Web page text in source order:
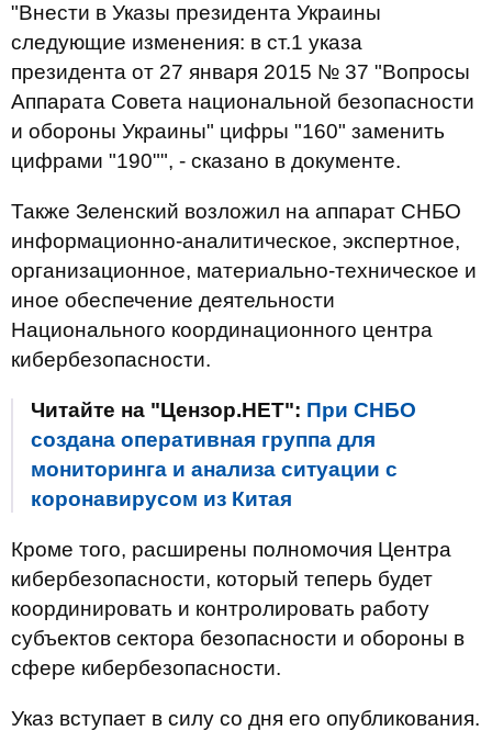
"Внести в Указы президента Украины
следующие изменения: в ст.1 указа
президента от 27 января 2015 № 37 "Вопросы
Аппарата Совета национальной безопасности
и обороны Украины" цифры "160" заменить
цифрами "190"", - сказано в документе.
Также Зеленский возложил на аппарат СНБО
информационно-аналитическое, экспертное,
организационное, материально-техническое и
иное обеспечение деятельности
Национального координационного центра
кибербезопасности.
Читайте на "Цензор.НЕТ": При СНБО
создана оперативная группа для
мониторинга и анализа ситуации с
коронавирусом из Китая
Кроме того, расширены полномочия Центра
кибербезопасности, который теперь будет
координировать и контролировать работу
субъектов сектора безопасности и обороны в
сфере кибербезопасности.
Указ вступает в силу со дня его опубликования.